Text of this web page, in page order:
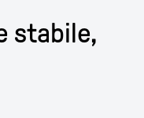
stabile,